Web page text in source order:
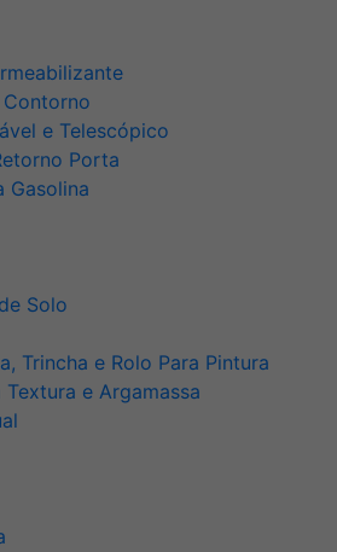
e Telescópico
Porta
Gasolina
Solo
Trincha e Rolo Para Pintura
Textura e Argamassa